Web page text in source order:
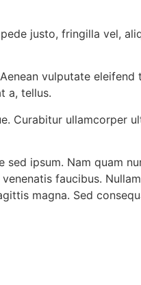
justo, fringilla vel,
vulputate eleifend
a, tellus.
Curabitur ullamcorper
ipsum. Nam quam
faucibus.
magna. Sed